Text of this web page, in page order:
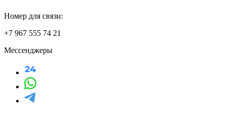
Номер для связи:
+7 967 555 74 21
Мессенджеры